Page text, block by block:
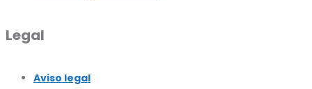
Legal
Aviso legal